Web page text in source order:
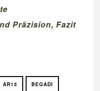
Präzision, Fazit
AR15 BEGADI